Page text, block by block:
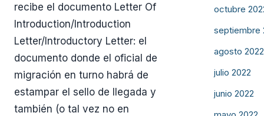
recibe el documento Letter Of
Introduction/Introduction
Letter/Introductory Letter: el
documento donde el oficial de
migración en turno habrá de
estampar el sello de llegada y
también (o tal vez no en
octubre
septiembre
agosto 2022
julio 2022
junio 2022